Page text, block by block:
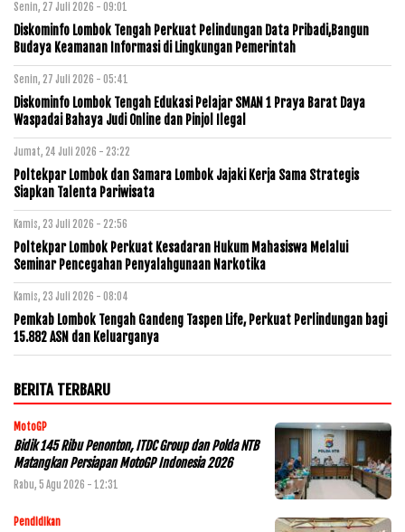
Senin, 27 Juli 2026 - 09:01
Diskominfo Lombok Tengah Perkuat Pelindungan Data Pribadi,Bangun
Budaya Keamanan Informasi di Lingkungan Pemerintah
Senin, 27 Juli 2026 - 05:41
Diskominfo Lombok Tengah Edukasi Pelajar SMAN 1 Praya Barat Daya
Waspadai Bahaya Judi Online dan Pinjol Ilegal
Jumat, 24 Juli 2026 - 23:22
Poltekpar Lombok dan Samara Lombok Jajaki Kerja Sama Strategis
Siapkan Talenta Pariwisata
Kamis, 23 Juli 2026 - 22:56
Poltekpar Lombok Perkuat Kesadaran Hukum Mahasiswa Melalui
Seminar Pencegahan Penyalahgunaan Narkotika
Kamis, 23 Juli 2026 - 08:04
Pemkab Lombok Tengah Gandeng Taspen Life, Perkuat Perlindungan bagi
15.882 ASN dan Keluarganya
BERITA TERBARU
MotoGP
Bidik 145 Ribu Penonton, ITDC Group dan Polda NTB
Matangkan Persiapan MotoGP Indonesia 2026
Rabu, 5 Agu 2026 - 12:31
Pendidikan